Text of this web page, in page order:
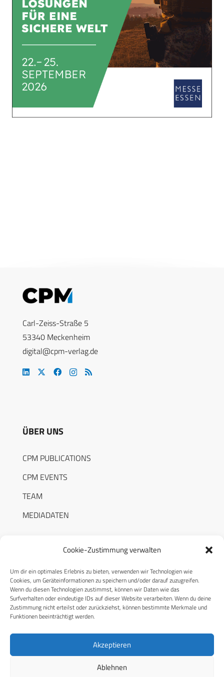
Cookie-Zustimmung verwalten
Um dir ein optimales Erlebnis zu bieten, verwenden wir Technologien wie
Cookies, um Geräteinformationen zu speichern und/oder darauf zuzugreifen.
Wenn du diesen Technologien zustimmst, können wir Daten wie das
Surfverhalten oder eindeutige IDs auf dieser Website verarbeiten. Wenn du deine
Zustimmung nicht erteilst oder zurückziehst, können bestimmte Merkmale und
Funktionen beeinträchtigt werden.
Akzeptieren
Ablehnen
Carl-Zeiss-Straße 5
53340 Meckenheim
digital@cpm-verlag.de
ÜBER UNS
CPM PUBLICATIONS
CPM EVENTS
TEAM
MEDIADATEN
RECHTLICHES
Datenschutzerklärung
Cookie-Richtlinie (EU)